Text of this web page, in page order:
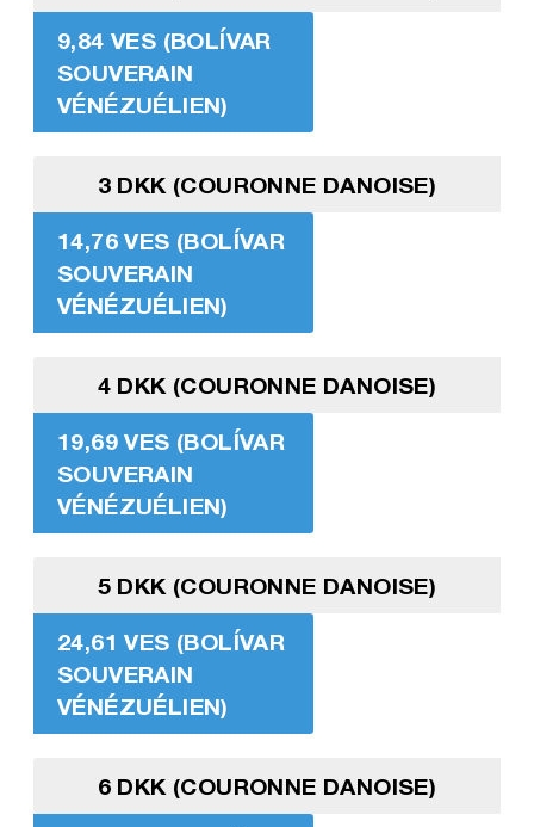
9,84 VES (BOLÍVAR
SOUVERAIN
VÉNÉZUÉLIEN)
3 DKK (COURONNE DANOISE)
14,76 VES (BOLÍVAR
SOUVERAIN
VÉNÉZUÉLIEN)
4 DKK (COURONNE DANOISE)
19,69 VES (BOLÍVAR
SOUVERAIN
VÉNÉZUÉLIEN)
5 DKK (COURONNE DANOISE)
24,61 VES (BOLÍVAR
SOUVERAIN
VÉNÉZUÉLIEN)
6 DKK (COURONNE DANOISE)